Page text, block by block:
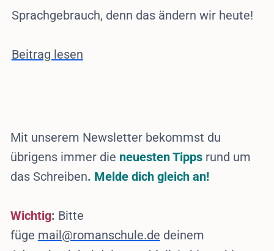
Sprachgebrauch, denn das ändern wir heute!
Beitrag lesen
Mit unserem Newsletter bekommst du
übrigens immer die neuesten Tipps rund um
das Schreiben. Melde dich gleich an!
Wichtig: Bitte
füge mail@romanschule.de deinem